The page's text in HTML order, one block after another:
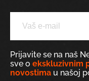
Prijavite se na naš
sve o ekskluzivnim
novostima u našoj